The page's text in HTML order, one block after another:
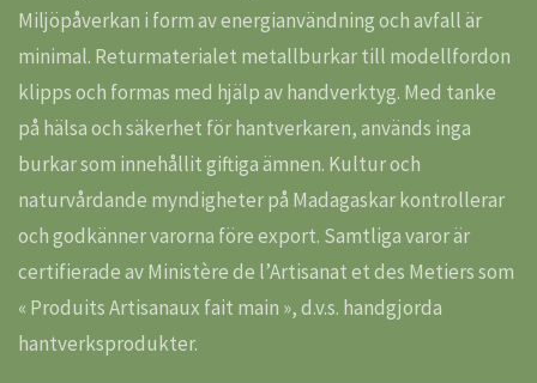
Miljöpåverkan i form av energianvändning och avfall är
minimal. Returmaterialet metallburkar till modellfordon
klipps och formas med hjälp av handverktyg. Med tanke
på hälsa och säkerhet för hantverkaren, används inga
burkar som innehållit giftiga ämnen. Kultur och
naturvårdande myndigheter på Madagaskar kontrollerar
och godkänner varorna före export. Samtliga varor är
certifierade av Ministère de l’Artisanat et des Metiers som
« Produits Artisanaux fait main », d.v.s. handgjorda
hantverksprodukter.